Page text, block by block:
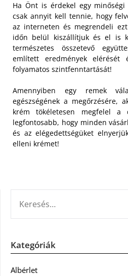
Ha Önt is érdekel egy
csak annyit kell tennie, hogy
az interneten és megrendeli
időn belül kiszállítjuk és el is
természetes összetevő
említett eredmények elérését
folyamatos szintfenntartását!
Amennyiben egy remek
egészségének a megőrzésére,
krém tökéletesen megfelel a
legfontosabb, hogy minden
és az elégedettségüket
elleni krémet!
Kategóriák
Albérlet